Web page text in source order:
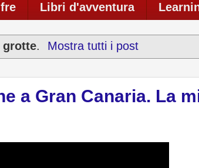
Libri d'avventura
grotte. Mostra tutti i post
a Gran Canaria. La